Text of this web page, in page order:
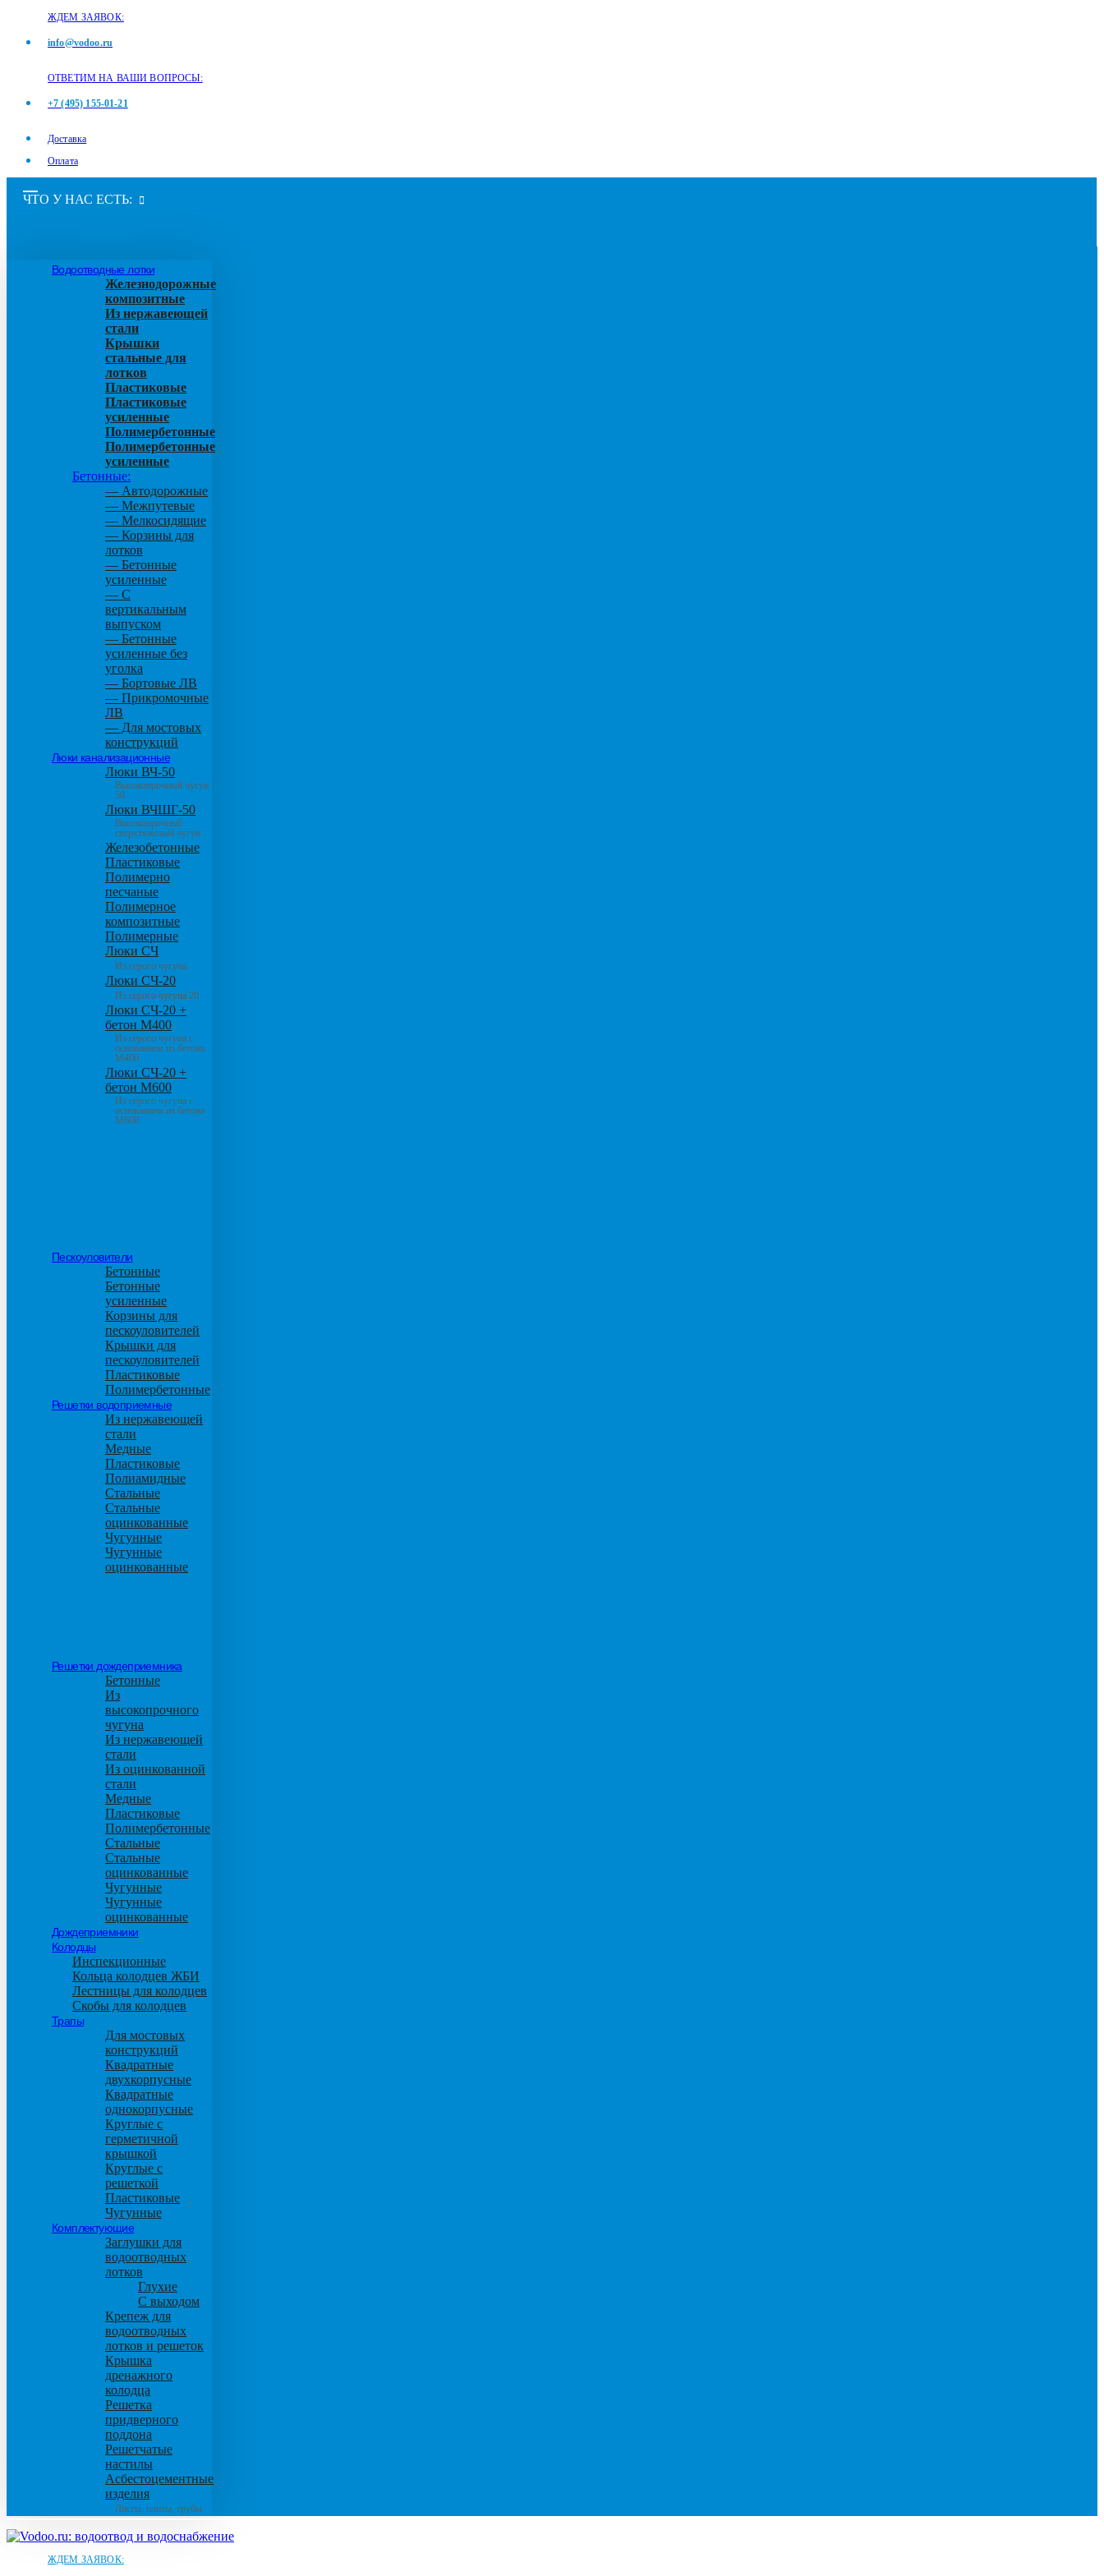
ЖДЕМ ЗАЯВОК:
info@vodoo.ru
ОТВЕТИМ НА ВАШИ ВОПРОСЫ:
+7 (495) 155-01-21
Доставка
Оплата
ЧТО У НАС ЕСТЬ:
Водоотводные лотки
Железнодорожные
композитные
Из нержавеющей
стали
Крышки
стальные для
лотков
Пластиковые
Пластиковые
усиленные
Полимербетонные
Полимербетонные
усиленные
Бетонные:
— Автодорожные
— Межпутевые
— Мелкосидящие
— Корзины для
лотков
— Бетонные
усиленные
— С
вертикальным
выпуском
— Бетонные
усиленные без
уголка
— Бортовые ЛВ
— Прикромочные
ЛВ
— Для мостовых
конструкций
Люки канализационные
Люки ВЧ-50
Высокопрочный чугун
50
Люки ВЧШГ-50
Высокопрочный
сверхтяжелый чугун
Железобетонные
Пластиковые
Полимерно
песчаные
Полимерное
композитные
Полимерные
Люки СЧ
Из серого чугуна
Люки СЧ-20
Из серого чугуна 20
Люки СЧ-20 +
бетон М400
Из серого чугуна с
основанием из бетона
М400
Люки СЧ-20 +
бетон М600
Из серого чугуна с
основанием из бетона
М600
Пескоуловители
Бетонные
Бетонные
усиленные
Корзины для
пескоуловителей
Крышки для
пескоуловителей
Пластиковые
Полимербетонные
Решетки водоприемные
Из нержавеющей
стали
Медные
Пластиковые
Полиамидные
Стальные
Стальные
оцинкованные
Чугунные
Чугунные
оцинкованные
Решетки дождеприемника
Бетонные
Из
высокопрочного
чугуна
Из нержавеющей
стали
Из оцинкованной
стали
Медные
Пластиковые
Полимербетонные
Стальные
Стальные
оцинкованные
Чугунные
Чугунные
оцинкованные
Дождеприемники
Колодцы
Инспекционные
Кольца колодцев ЖБИ
Лестницы для колодцев
Скобы для колодцев
Трапы
Для мостовых
конструкций
Квадратные
двухкорпусные
Квадратные
однокорпусные
Круглые с
герметичной
крышкой
Круглые с
решеткой
Пластиковые
Чугунные
Комплектующие
Заглушки для
водоотводных
лотков
Глухие
С выходом
Крепеж для
водоотводных
лотков и решеток
Крышка
дренажного
колодца
Решетка
придверного
поддона
Решетчатые
настилы
Асбестоцементные
изделия
Листы, плиты, трубы
ЖДЕМ ЗАЯВОК: